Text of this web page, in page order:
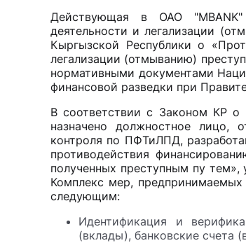
Действующая в ОАО "MBANK"
деятельности и легализации
Кыргызской Республики о
легализации (отмыванию)
нормативными документами
финансовой разведки при
В соответствии с Законом КР о
назначено должностное лицо,
контроля по ПФТиЛПД,
противодействия
полученных преступным пу
Комплекс мер,
следующим:
Идентификация и
(вклады), банковские счета